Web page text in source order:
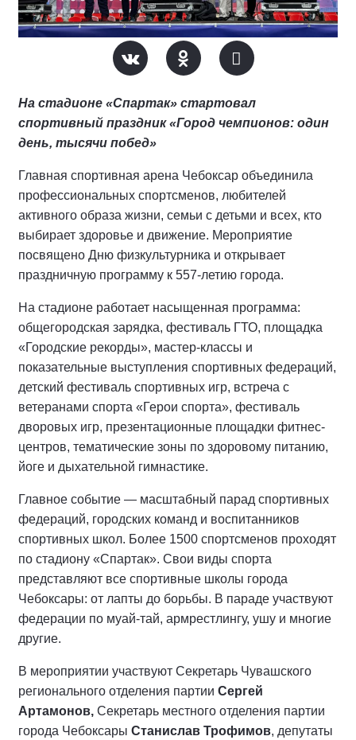
На стадионе «Спартак» стартовал
спортивный праздник «Город чемпионов: один
день, тысячи побед»
Главная спортивная арена Чебоксар объединила
профессиональных спортсменов, любителей
активного образа жизни, семьи с детьми и всех, кто
выбирает здоровье и движение. Мероприятие
посвящено Дню физкультурника и открывает
праздничную программу к 557-летию города.
На стадионе работает насыщенная программа:
общегородская зарядка, фестиваль ГТО, площадка
«Городские рекорды», мастер-классы и
показательные выступления спортивных федераций,
детский фестиваль спортивных игр, встреча с
ветеранами спорта «Герои спорта», фестиваль
дворовых игр, презентационные площадки фитнес-
центров, тематические зоны по здоровому питанию,
йоге и дыхательной гимнастике.
Главное событие — масштабный парад спортивных
федераций, городских команд и воспитанников
спортивных школ. Более 1500 спортсменов проходят
по стадиону «Спартак». Свои виды спорта
представляют все спортивные школы города
Чебоксары: от лапты до борьбы. В параде участвуют
федерации по муай-тай, армрестлингу, ушу и многие
другие.
В мероприятии участвуют Секретарь Чувашского
регионального отделения партии Сергей
Артамонов, Секретарь местного отделения партии
города Чебоксары Станислав Трофимов, депутаты